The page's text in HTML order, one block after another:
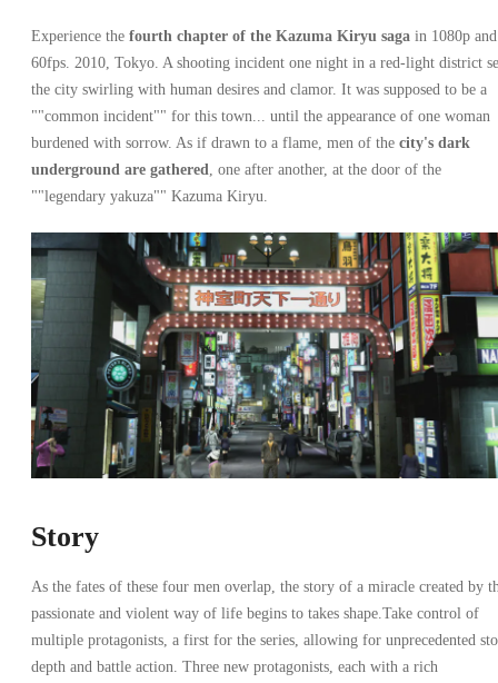
Experience the fourth chapter of the Kazuma Kiryu saga in 1080p and
60fps. 2010, Tokyo. A shooting incident one night in a red-light district
the city swirling with human desires and clamor. It was supposed to be a
""common incident"" for this town... until the appearance of one woman
burdened with sorrow. As if drawn to a flame, men of the city's dark
underground are gathered , one after another, at the door of the
""legendary yakuza"" Kazuma Kiryu.
Story
As the fates of these four men overlap, the story of a miracle created by
passionate and violent way of life begins to takes shape.Take control of
multiple protagonists, a first for the series, allowing for unprecedented
depth and battle action. Three new protagonists, each with a rich